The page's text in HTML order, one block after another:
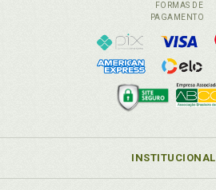
FORMAS DE
PAGAMENTO
INSTITUCIONAL